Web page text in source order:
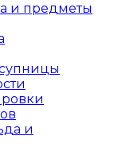
и предметы
и